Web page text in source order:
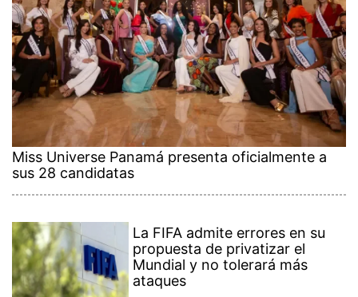
Miss Universe Panamá presenta oficialmente a
sus 28 candidatas
La FIFA admite errores en su
propuesta de privatizar el
Mundial y no tolerará más
ataques